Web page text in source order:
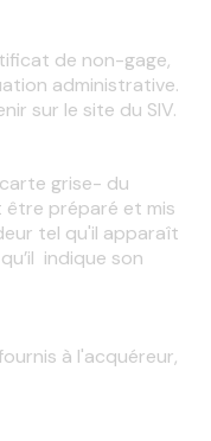
de non-gage,
administrative.
sur le site du SIV.
grise- du
être préparé et mis
tel qu'il apparaît
indique son
à l'acquéreur,